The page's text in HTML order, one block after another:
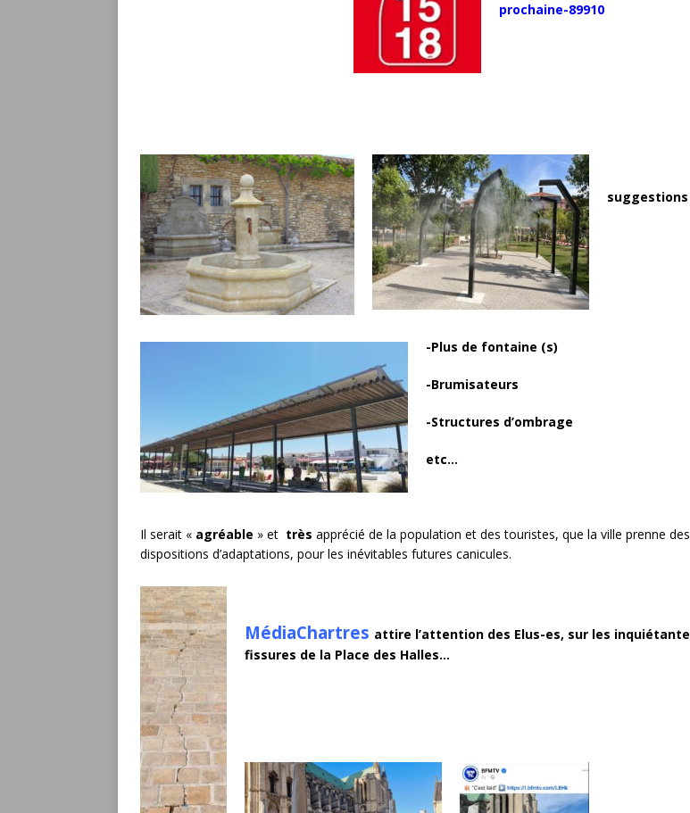
prochaine-89910
suggestions
-Plus de fontaine (s)
-Brumisateurs
-Structures d’ombrage
etc…
Il serait « agréable » et très apprécié de la population et des touristes, que la ville prenne des
dispositions d’adaptations, pour les inévitables futures canicules.
MédiaChartres attire l’attention des Elus-es, sur les
fissures de la Place des Halles…